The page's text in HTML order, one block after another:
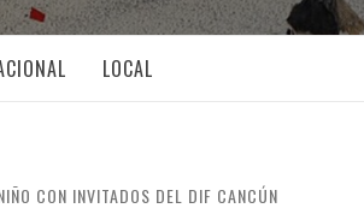
LOCAL
CON INVITADOS DEL DIF CANCÚN